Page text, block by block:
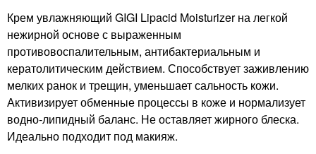
Крем увлажняющий GIGI Lipacid Moisturizer на легкой
нежирной основе с выраженным
противовоспалительным, антибактериальным и
кератолитическим действием. Способствует заживлению
мелких ранок и трещин, уменьшает сальность кожи.
Активизирует обменные процессы в коже и нормализует
водно-липидный баланс. Не оставляет жирного блеска.
Идеально подходит под макияж.